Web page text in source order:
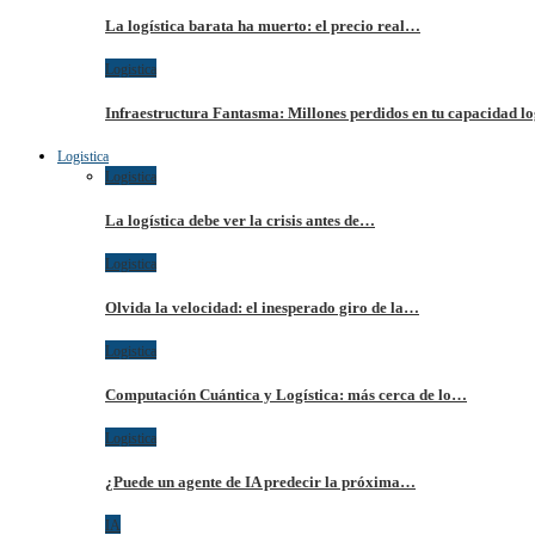
La logística barata ha muerto: el precio real…
Logistica
Infraestructura Fantasma: Millones perdidos en tu capacidad
Logistica
Logistica
La logística debe ver la crisis antes de…
Logistica
Olvida la velocidad: el inesperado giro de la…
Logistica
Computación Cuántica y Logística: más cerca de lo…
Logistica
¿Puede un agente de IA predecir la próxima…
IA